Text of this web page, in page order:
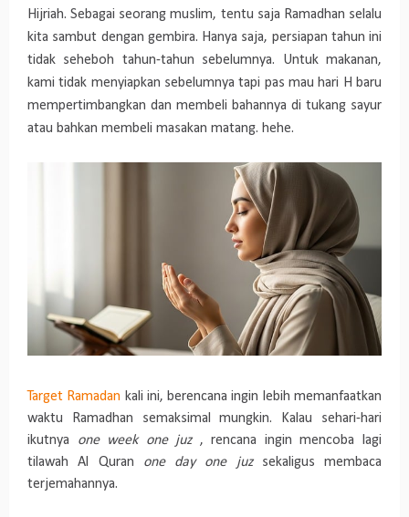
Hijriah. Sebagai seorang muslim, tentu saja Ramadhan selalu
kita sambut dengan gembira. Hanya saja, persiapan tahun ini
tidak seheboh tahun-tahun sebelumnya. Untuk makanan,
kami tidak menyiapkan sebelumnya tapi pas mau hari H baru
mempertimbangkan dan membeli bahannya di tukang sayur
atau bahkan membeli masakan matang. hehe.
Target Ramadan kali ini, berencana ingin lebih memanfaatkan
waktu Ramadhan semaksimal mungkin. Kalau sehari-hari
ikutnya one week one juz, rencana ingin mencoba lagi
tilawah Al Quran one day one juzsekaligus membaca
terjemahannya.